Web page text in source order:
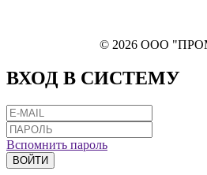
© 2026 ООО
ВХОД В СИСТЕМУ
Вспомнить пароль
ВОЙТИ